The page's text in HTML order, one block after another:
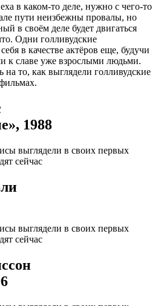
в каком-то деле, нужно с чего-то
пути неизбежны провалы, но
в своём деле будет двигаться
Одни голливудские
в качестве актёров еще, будучи
к славе уже взрослыми людьми.
на то, как выглядели голливудские
1988